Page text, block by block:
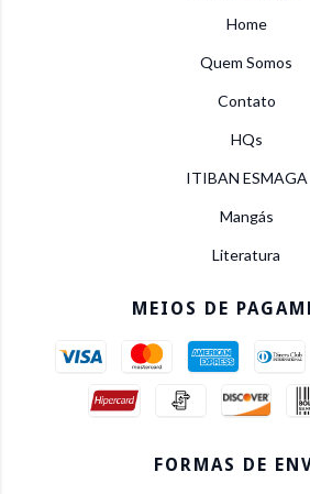
Home
Quem Somos
Contato
HQs
ITIBAN ESMAGA
Mangás
Literatura
MEIOS DE
FORMAS DE